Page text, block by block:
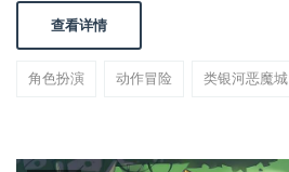
查看详情
角色扮演 动作冒险 类银河恶魔城